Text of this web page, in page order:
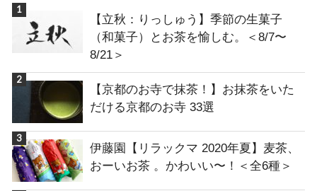
【立秋：りっしゅう】季節の生菓子
（和菓子）とお茶を愉しむ。＜8/7〜
8/21＞
【京都のお寺で抹茶！】お抹茶をいた
だける京都のお寺 33選
伊藤園【リラックマ 2020年夏】麦茶、
おーいお茶 。かわいい〜！＜全6種＞